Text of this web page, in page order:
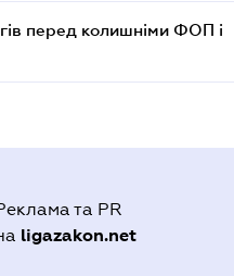
перед колишніми ФОП і
та PR
ligazakon.net